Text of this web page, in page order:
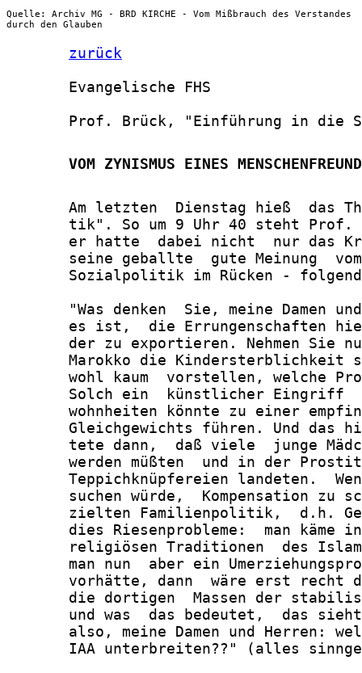
Quelle: Archiv MG - BRD KIRCHE - Vom Mißbrauch des Verstandes
durch den Glauben
zurück
       Evangelische FHS
Prof. Brück, "Einführung in die
VOM ZYNISMUS EINES
Am letzten  Dienstag hieß  das
tik". So um 9 Uhr 40 steht
er hatte  dabei nicht  nur das
seine geballte  gute Meinung
Sozialpolitik im Rücken -
"Was denken  Sie, meine Damen
es ist,  die Errungenschaften
der zu exportieren. Nehmen Sie
Marokko die Kindersterblichkeit
wohl kaum  vorstellen, welche
Solch ein  künstlicher Eingriff
wohnheiten könnte zu einer
Gleichgewichts führen. Und das
tete dann,  daß viele  junge
werden müßten  und in der
Teppichknüpfereien landeten.
suchen würde,  Kompensation zu
zielten Familienpolitik,  d.h.
dies Riesenprobleme:  man käme
religiösen Traditionen  des
man nun  aber ein
vorhätte, dann  wäre erst recht
die dortigen  Massen der
und was  das bedeutet,  das
also, meine Damen und Herren:
IAA unterbreiten??" (alles